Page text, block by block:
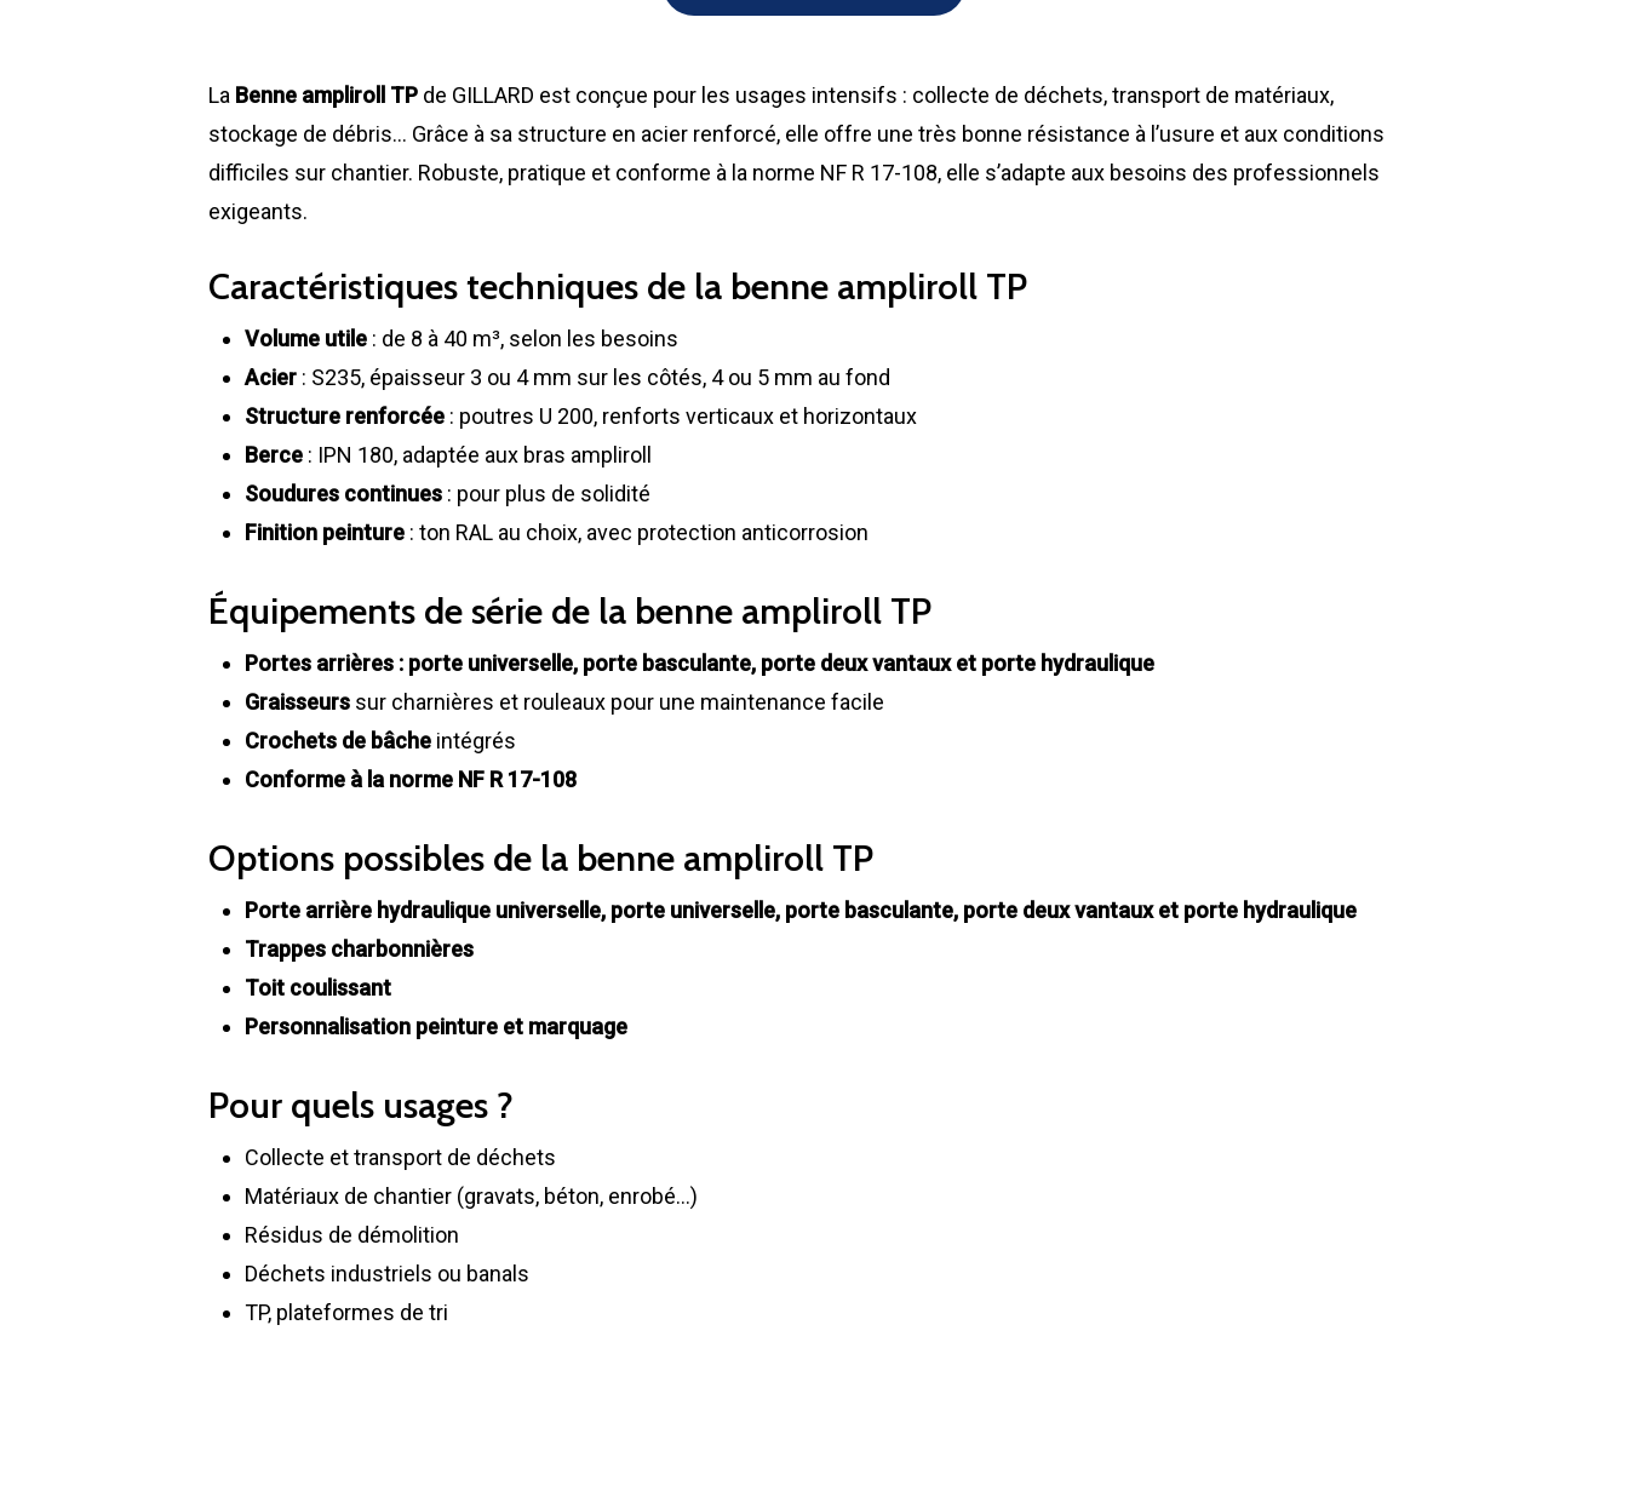
La Benne ampliroll TP de GILLARD est conçue pour les usages intensifs : collecte de déchets, transport de matériaux,
stockage de débris… Grâce à sa structure en acier renforcé, elle offre une très bonne résistance à l’usure et aux conditions
difficiles sur chantier. Robuste, pratique et conforme à la norme NF R 17-108, elle s’adapte aux besoins des professionnels
exigeants.
Caractéristiques techniques de la benne ampliroll TP
Volume utile : de 8 à 40 m³, selon les besoins
Acier : S235, épaisseur 3 ou 4 mm sur les côtés, 4 ou 5 mm au fond
Structure renforcée : poutres U 200, renforts verticaux et horizontaux
Berce : IPN 180, adaptée aux bras ampliroll
Soudures continues : pour plus de solidité
Finition peinture : ton RAL au choix, avec protection anticorrosion
Équipements de série de la benne ampliroll TP
Portes arrières : porte universelle, porte basculante, porte deux vantaux et porte hydraulique
Graisseurs sur charnières et rouleaux pour une maintenance facile
Crochets de bâche intégrés
Conforme à la norme NF R 17-108
Options possibles de la benne ampliroll TP
Porte arrière hydraulique universelle, porte universelle, porte basculante, porte deux vantaux et porte hydraulique
Trappes charbonnières
Toit coulissant
Personnalisation peinture et marquage
Pour quels usages ?
Collecte et transport de déchets
Matériaux de chantier (gravats, béton, enrobé…)
Résidus de démolition
Déchets industriels ou banals
TP, plateformes de tri